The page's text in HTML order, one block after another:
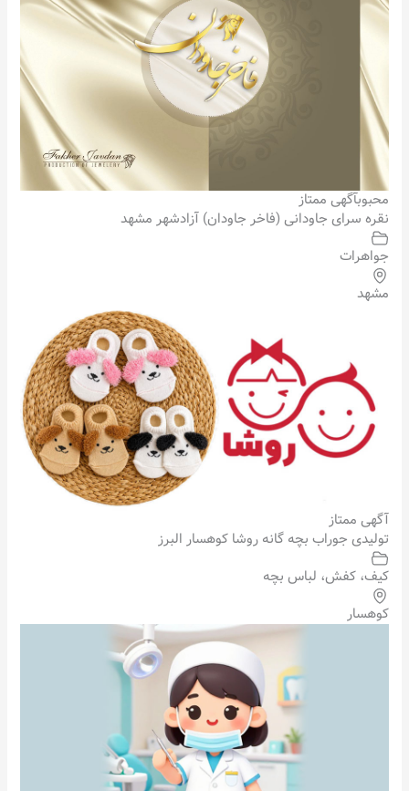
محبوبآگهی ممتاز
نقره سرای جاودانی (فاخر جاودان) آزادشهر مشهد
جواهرات
مشهد
آگهی ممتاز
تولیدی جوراب بچه گانه روشا کوهسار البرز
کیف، کفش، لباس بچه
کوهسار